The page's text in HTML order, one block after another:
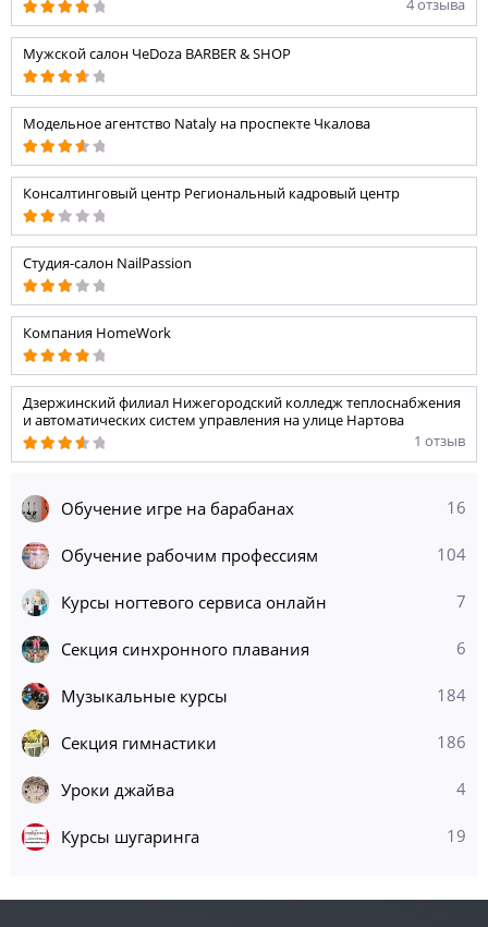
4 отзыва
Мужской салон ЧеDoza BARBER & SHOP
Модельное агентство Nataly на проспекте Чкалова
Консалтинговый центр Региональный кадровый центр
Студия-салон NailPassion
Компания HomeWork
Дзержинский филиал Нижегородский колледж теплоснабжения
и автоматических систем управления на улице Нартова
1 отзыв
Обучение игре на барабанах 16
Обучение рабочим профессиям 104
Курсы ногтевого сервиса онлайн 7
Секция синхронного плавания 6
Музыкальные курсы 184
Секция гимнастики 186
Уроки джайва 4
Курсы шугаринга 19